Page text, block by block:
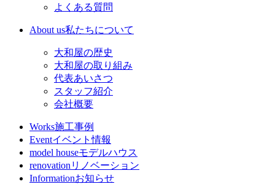
よくある質問
About us私たちについて
大和屋の歴史
大和屋の取り組み
代表あいさつ
スタッフ紹介
会社概要
Works施工事例
Eventイベント情報
model houseモデルハウス
renovation リノベーション
Informationお知らせ